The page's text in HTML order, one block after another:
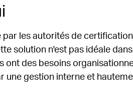
par les autorités de
solution n'est pas idéale
ont des besoins
une gestion interne et